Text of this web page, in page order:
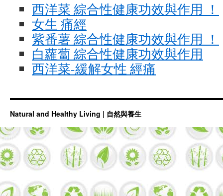
西洋菜 綜合性健康功效與作用 ！
女生 痛經
紫番薯 綜合性健康功效與作用 ！
白蘿蔔 綜合性健康功效與作用
西洋菜-緩解女性 經痛
Natural and Healthy Living | 自然與養生